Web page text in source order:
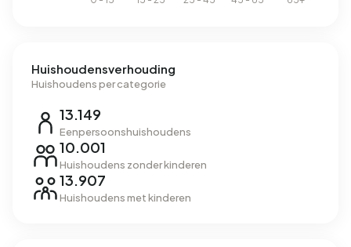
Huishoudensverhouding
Huishoudens per categorie
13.149
Eenpersoonshuishoudens
10.001
Huishoudens zonder kinderen
13.907
Huishoudens met kinderen